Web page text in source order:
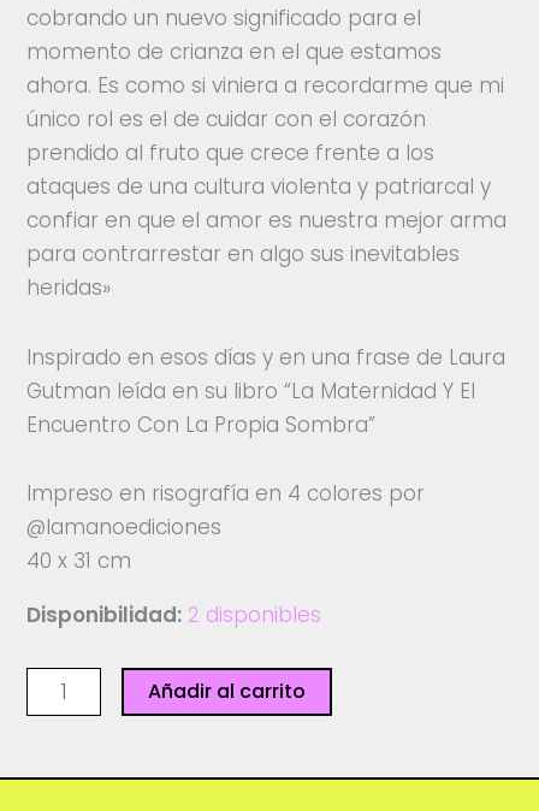
cobrando un nuevo significado para el
momento de crianza en el que estamos
ahora. Es como si viniera a recordarme que mi
único rol es el de cuidar con el corazón
prendido al fruto que crece frente a los
ataques de una cultura violenta y patriarcal y
confiar en que el amor es nuestra mejor arma
para contrarrestar en algo sus inevitables
heridas»
Inspirado en esos días y en una frase de Laura
Gutman leída en su libro “La Maternidad Y El
Encuentro Con La Propia Sombra”
Impreso en risografía en 4 colores por
@lamanoediciones
40 x 31 cm
Disponibilidad: 2 disponibles
Laura
Gutman
Ediciones
Añadir al carrito